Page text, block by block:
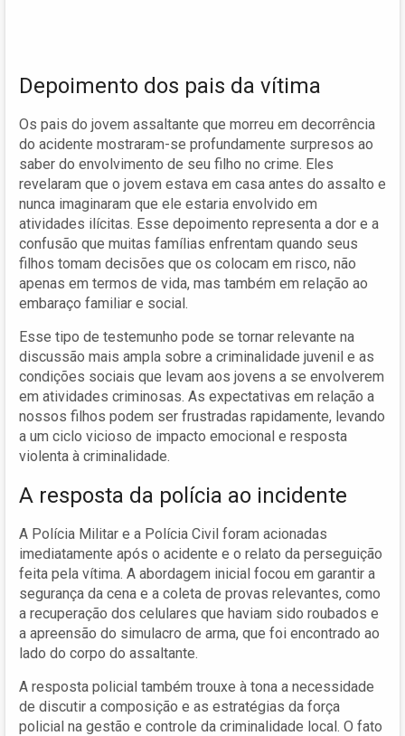
Depoimento dos pais da vítima
Os pais do jovem assaltante que morreu em decorrência
do acidente mostraram-se profundamente surpresos ao
saber do envolvimento de seu filho no crime. Eles
revelaram que o jovem estava em casa antes do assalto e
nunca imaginaram que ele estaria envolvido em
atividades ilícitas. Esse depoimento representa a dor e a
confusão que muitas famílias enfrentam quando seus
filhos tomam decisões que os colocam em risco, não
apenas em termos de vida, mas também em relação ao
embaraço familiar e social.
Esse tipo de testemunho pode se tornar relevante na
discussão mais ampla sobre a criminalidade juvenil e as
condições sociais que levam aos jovens a se envolverem
em atividades criminosas. As expectativas em relação a
nossos filhos podem ser frustradas rapidamente, levando
a um ciclo vicioso de impacto emocional e resposta
violenta à criminalidade.
A resposta da polícia ao incidente
A Polícia Militar e a Polícia Civil foram acionadas
imediatamente após o acidente e o relato da perseguição
feita pela vítima. A abordagem inicial focou em garantir a
segurança da cena e a coleta de provas relevantes, como
a recuperação dos celulares que haviam sido roubados e
a apreensão do simulacro de arma, que foi encontrado ao
lado do corpo do assaltante.
A resposta policial também trouxe à tona a necessidade
de discutir a composição e as estratégias da força
policial na gestão e controle da criminalidade local. O fato